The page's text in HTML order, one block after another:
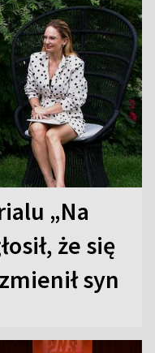
„Na
że się
syn